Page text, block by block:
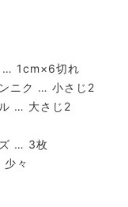
… 1cm×6切れ
ニク … 小さじ2
… 大さじ2
… 3枚
々